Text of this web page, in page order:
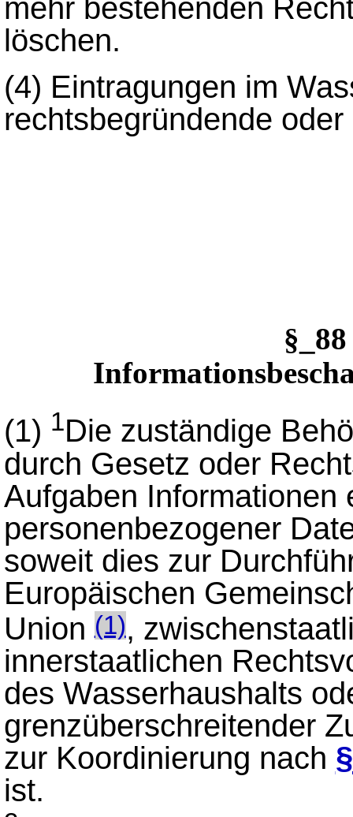
mehr bestehenden
löschen.
(4) Eintragungen im
rechtsbegründende
(1) 1Die zuständige
durch Gesetz oder
Aufgaben Informationen
personenbezogener
soweit dies zur
Europäischen
Union(1),
innerstaatlichen
des Wasserhaushalts
grenzüberschreitender
zur Koordinierung nach
ist.